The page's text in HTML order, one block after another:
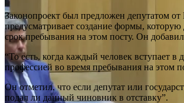
Законопроект был предложен депутатом от
предусматривает создание формы,
срок пребывания на этом посту. Он
“То есть, когда каждый человек вступает
профессией во время пребывания на этом
Он отметил, что если депутат или
подал ли данный чиновник в отставку”.